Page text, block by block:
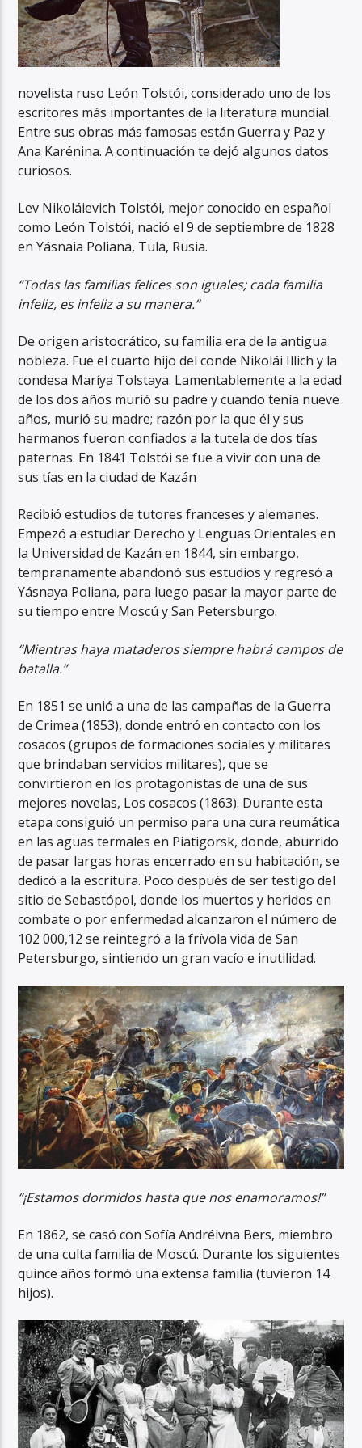
novelista ruso León Tolstói, considerado uno de los
escritores más importantes de la literatura mundial.
Entre sus obras más famosas están Guerra y Paz y
Ana Karénina. A continuación te dejó algunos datos
curiosos.
Lev Nikoláievich Tolstói, mejor conocido en español
como León Tolstói, nació el 9 de septiembre de 1828
en Yásnaia Poliana, Tula, Rusia.
“Todas las familias felices son iguales; cada familia
infeliz, es infeliz a su manera.”
De origen aristocrático, su familia era de la antigua
nobleza. Fue el cuarto hijo del conde Nikolái Illich y la
condesa Maríya Tolstaya. Lamentablemente a la edad
de los dos años murió su padre y cuando tenía nueve
años, murió su madre; razón por la que él y sus
hermanos fueron confiados a la tutela de dos tías
paternas. En 1841 Tolstói se fue a vivir con una de
sus tías en la ciudad de Kazán
Recibió estudios de tutores franceses y alemanes.
Empezó a estudiar Derecho y Lenguas Orientales en
la Universidad de Kazán en 1844, sin embargo,
tempranamente abandonó sus estudios y regresó a
Yásnaya Poliana, para luego pasar la mayor parte de
su tiempo entre Moscú y San Petersburgo.
“Mientras haya mataderos siempre habrá campos de
batalla.”
En 1851 se unió a una de las campañas de la Guerra
de Crimea (1853), donde entró en contacto con los
cosacos (grupos de formaciones sociales y militares
que brindaban servicios militares), que se
convirtieron en los protagonistas de una de sus
mejores novelas, Los cosacos (1863). Durante esta
etapa consiguió un permiso para una cura reumática
en las aguas termales en Piatigorsk, donde, aburrido
de pasar largas horas encerrado en su habitación, se
dedicó a la escritura. Poco después de ser testigo del
sitio de Sebastópol, donde los muertos y heridos en
combate o por enfermedad alcanzaron el número de
102 000,12​ se reintegró a la frívola vida de San
Petersburgo, sintiendo un gran vacío e inutilidad.
“¡Estamos dormidos hasta que nos enamoramos!”
En 1862, se casó con Sofía Andréivna Bers, miembro
de una culta familia de Moscú. Durante los siguientes
quince años formó una extensa familia (tuvieron 14
hijos).